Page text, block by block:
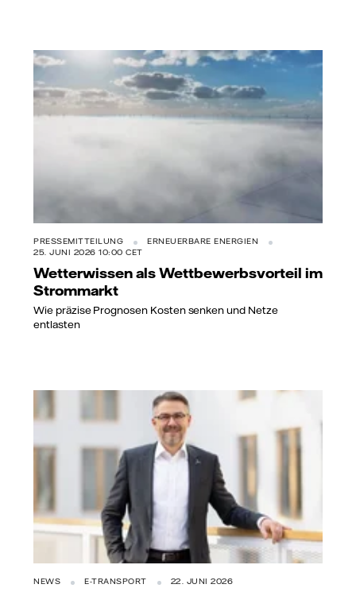
PRESSEMITTEILUNG
ERNEUERBARE ENERGIEN
25. JUNI 2026 10:00 CET
Wetterwissen als Wettbewerbsvorteil im
Strommarkt
Wie präzise Prognosen Kosten senken und Netze
entlasten
NEWS E-TRANSPORT 22. JUNI 2026